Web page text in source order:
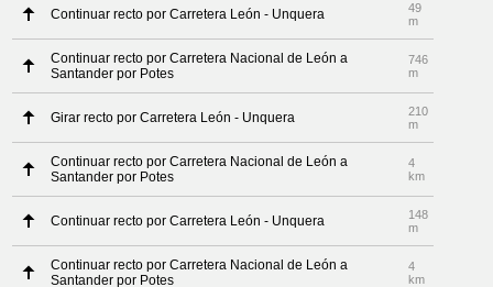
Continuar recto por Carretera León - Unquera
49
m
Continuar recto por Carretera Nacional de León a
Santander por Potes
746
m
Girar recto por Carretera León - Unquera
210
m
Continuar recto por Carretera Nacional de León a
Santander por Potes
4
km
Continuar recto por Carretera León - Unquera
148
m
Continuar recto por Carretera Nacional de León a
Santander por Potes
4
km